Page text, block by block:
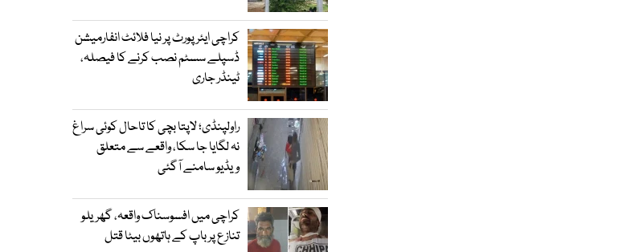
کراچی ایئرپورٹ پر نیا فلائٹ انفارمیشن
ڈسپلے سسٹم نصب کرنے کا فیصلہ،
ٹینڈر جاری
راولپنڈی؛ لاپتا بچی کا تاحال کوئی سراغ
نہ لگایا جا سکا، واقعے سے متعلق
ویڈیو سامنے آگئی
کراچی میں افسوسناک واقعہ، گھریلو
تنازع پر باپ کے ہاتھوں بیٹا قتل